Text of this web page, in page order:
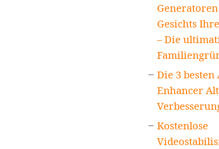
Gesichts
– Die
Die 3
Enhancer
Kostenlose